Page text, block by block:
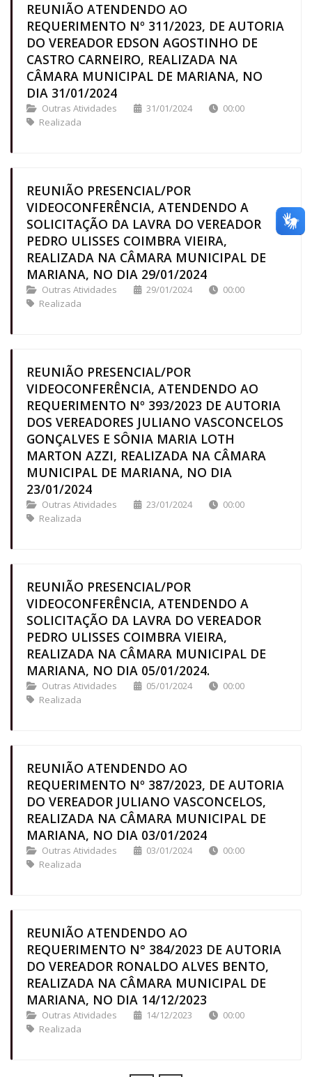
REUNIÃO ATENDENDO AO
REQUERIMENTO Nº 311/2023, DE AUTORIA
DO VEREADOR EDSON AGOSTINHO DE
CASTRO CARNEIRO, REALIZADA NA
CÂMARA MUNICIPAL DE MARIANA, NO
DIA 31/01/2024
Outras Atividades 31/01/2024
00:00
Realizada
REUNIÃO PRESENCIAL/POR
VIDEOCONFERÊNCIA, ATENDENDO A
SOLICITAÇÃO DA LAVRA DO VEREADOR
PEDRO ULISSES COIMBRA VIEIRA,
REALIZADA NA CÂMARA MUNICIPAL DE
MARIANA, NO DIA 29/01/2024
Outras Atividades 29/01/2024
00:00
Realizada
REUNIÃO PRESENCIAL/POR
VIDEOCONFERÊNCIA, ATENDENDO AO
REQUERIMENTO Nº 393/2023 DE AUTORIA
DOS VEREADORES JULIANO VASCONCELOS
GONÇALVES E SÔNIA MARIA LOTH
MARTON AZZI, REALIZADA NA CÂMARA
MUNICIPAL DE MARIANA, NO DIA
23/01/2024
Outras Atividades 23/01/2024
00:00
Realizada
REUNIÃO PRESENCIAL/POR
VIDEOCONFERÊNCIA, ATENDENDO A
SOLICITAÇÃO DA LAVRA DO VEREADOR
PEDRO ULISSES COIMBRA VIEIRA,
REALIZADA NA CÂMARA MUNICIPAL DE
MARIANA, NO DIA 05/01/2024.
Outras Atividades 05/01/2024
00:00
Realizada
REUNIÃO ATENDENDO AO
REQUERIMENTO Nº 387/2023, DE AUTORIA
DO VEREADOR JULIANO VASCONCELOS,
REALIZADA NA CÂMARA MUNICIPAL DE
MARIANA, NO DIA 03/01/2024
Outras Atividades 03/01/2024
00:00
Realizada
REUNIÃO ATENDENDO AO
REQUERIMENTO N° 384/2023 DE AUTORIA
DO VEREADOR RONALDO ALVES BENTO,
REALIZADA NA CÂMARA MUNICIPAL DE
MARIANA, NO DIA 14/12/2023
Outras Atividades 14/12/2023
00:00
Realizada